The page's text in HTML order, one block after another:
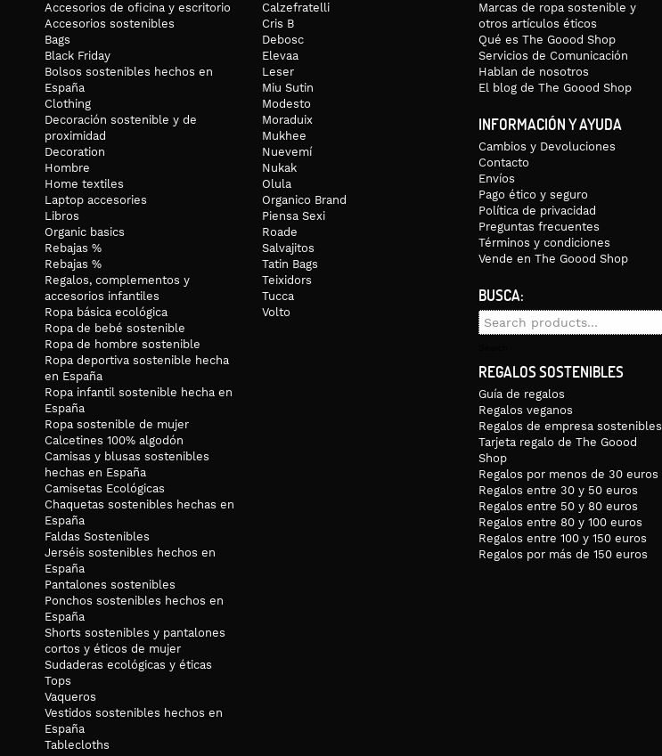
Accesorios de oficina y escritorio
Accesorios sostenibles
Bags
Black Friday
Bolsos sostenibles hechos en
España
Clothing
Decoración sostenible y de
proximidad
Decoration
Hombre
Home textiles
Laptop accesories
Libros
Organic basics
Rebajas %
Rebajas %
Regalos, complementos y
accesorios infantiles
Ropa básica ecológica
Ropa de bebé sostenible
Ropa de hombre sostenible
Ropa deportiva sostenible hecha
en España
Ropa infantil sostenible hecha en
España
Ropa sostenible de mujer
Calcetines 100% algodón
Camisas y blusas sostenibles
hechas en España
Camisetas Ecológicas
Chaquetas sostenibles hechas en
España
Faldas Sostenibles
Jerséis sostenibles hechos en
España
Pantalones sostenibles
Ponchos sostenibles hechos en
España
Shorts sostenibles y pantalones
cortos y éticos de mujer
Sudaderas ecológicas y éticas
Tops
Vaqueros
Vestidos sostenibles hechos en
España
Tablecloths
Calzefratelli
Cris B
Debosc
Elevaa
Leser
Miu Sutin
Modesto
Moraduix
Mukhee
Nuevemí
Nukak
Olula
Organico Brand
Piensa Sexi
Roade
Salvajitos
Tatin Bags
Teixidors
Tucca
Volto
Marcas de ropa sostenible y
otros artículos éticos
Qué es The Goood Shop
Servicios de Comunicación
Hablan de nosotros
El blog de The Goood Shop
INFORMACIÓN Y AYUDA
Cambios y Devoluciones
Contacto
Envíos
Pago ético y seguro
Política de privacidad
Preguntas frecuentes
Términos y condiciones
Vende en The Goood Shop
BUSCA:
Search
REGALOS SOSTENIBLES
Guía de regalos
Regalos veganos
Regalos de empresa sostenibles
Tarjeta regalo de The Goood
Shop
Regalos por menos de 30 euros
Regalos entre 30 y 50 euros
Regalos entre 50 y 80 euros
Regalos entre 80 y 100 euros
Regalos entre 100 y 150 euros
Regalos por más de 150 euros